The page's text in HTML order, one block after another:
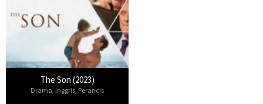
The Son (2023)
Drama, Inggris, Perancis